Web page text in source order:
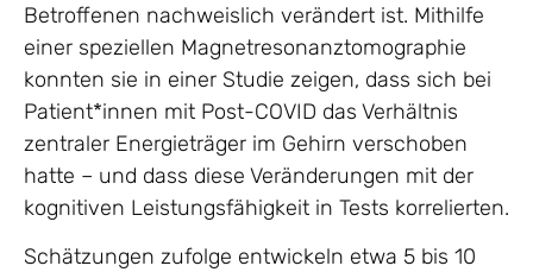
Betroffenen nachweislich verändert ist. Mithilfe
einer speziellen Magnetresonanztomographie
konnten sie in einer Studie zeigen, dass sich bei
Patient*innen mit Post-COVID das Verhältnis
zentraler Energieträger im Gehirn verschoben
hatte – und dass diese Veränderungen mit der
kognitiven Leistungsfähigkeit in Tests korrelierten.
Schätzungen zufolge entwickeln etwa 5 bis 10